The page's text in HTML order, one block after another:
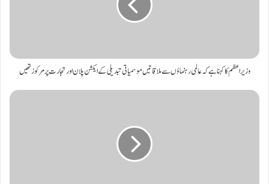
وزیر اعظم کا کہنا ہے کہ عالمی رہنماؤں سے ملاقاتیں موسمیاتی تبدیلی کے ایکشن پلان اور تجارت پر مرکوز تھیں